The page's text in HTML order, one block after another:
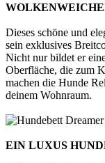
Dieses schöne und
sein exklusives
Nicht nur bildet er
Oberfläche, die zum
machen die Hunde
deinem Wohnraum.
EIN LUXUS